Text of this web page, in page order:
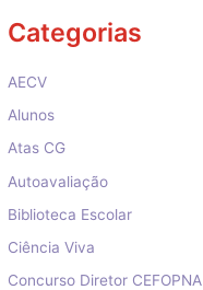
Categorias
AECV
Alunos
Atas CG
Autoavaliação
Biblioteca Escolar
Ciência Viva
Concurso Diretor CEFOPNA